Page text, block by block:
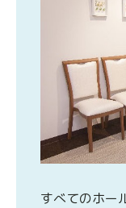
すべてのホー